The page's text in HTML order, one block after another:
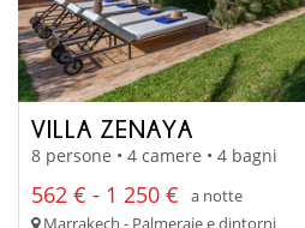
VILLA ZENAYA
8 persone • 4 camere • 4 bagni
562 € - 1 250 €
a notte
Marrakech - Palmeraie e dintorni